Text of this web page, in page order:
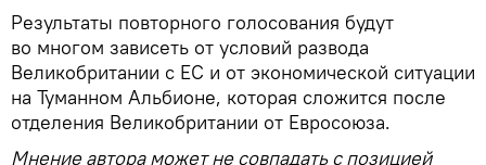
Результаты повторного голосования будут
во многом зависеть от условий развода
Великобритании с ЕС и от экономической ситуации
на Туманном Альбионе, которая сложится после
отделения Великобритании от Евросоюза.
Мнение автора может не совпадать с позицией